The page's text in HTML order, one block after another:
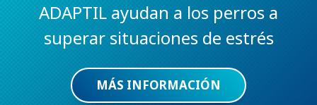
ADAPTIL ayudan a los perros a
superar situaciones de estrés
MÁS INFORMACIÓN